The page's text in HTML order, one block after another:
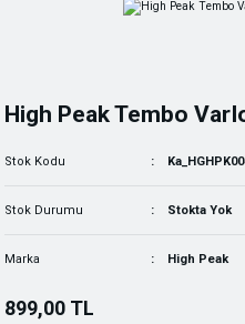
High Peak Tembo
Stok Kodu
Stok Durumu Stokta Yok
Marka High Peak
899,00 TL